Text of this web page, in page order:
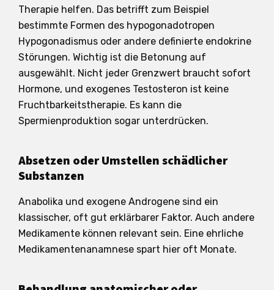
Therapie helfen. Das betrifft zum Beispiel
bestimmte Formen des hypogonadotropen
Hypogonadismus oder andere definierte endokrine
Störungen. Wichtig ist die Betonung auf
ausgewählt. Nicht jeder Grenzwert braucht sofort
Hormone, und exogenes Testosteron ist keine
Fruchtbarkeitstherapie. Es kann die
Spermienproduktion sogar unterdrücken.
Absetzen oder Umstellen schädlicher
Substanzen
Anabolika und exogene Androgene sind ein
klassischer, oft gut erklärbarer Faktor. Auch andere
Medikamente können relevant sein. Eine ehrliche
Medikamentenanamnese spart hier oft Monate.